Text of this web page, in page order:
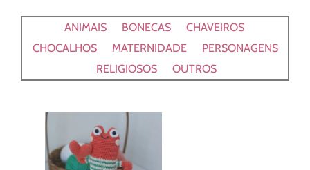
ANIMAIS BONECAS
CHAVEIROS
CHOCALHOS
MATERNIDADE
PERSONAGENS
RELIGIOSOS
OUTROS